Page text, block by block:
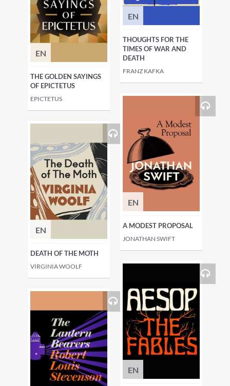
EN
THE GOLDEN SAYINGS
OF EPICTETUS
EPICTETUS
EN
THOUGHTS FOR THE
TIMES OF WAR AND
DEATH
FRANZ KAFKA
EN
DEATH OF THE MOTH
VIRGINIA WOOLF
EN
A MODEST PROPOSAL
JONATHAN SWIFT
EN